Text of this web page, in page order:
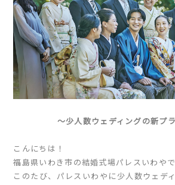
〜少人数ウェディングの新プ
こんにちは！
福島県いわき市の結婚式場パレスいわやで
このたび、パレスいわやに少人数ウェデ